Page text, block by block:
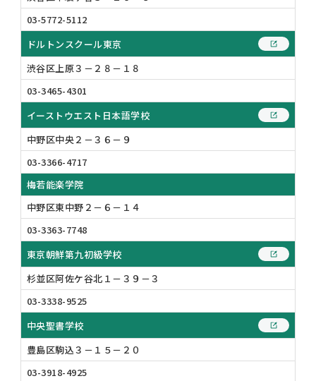
03-5772-5112
ドルトンスクール東京
渋谷区上原３－２８－１８
03-3465-4301
イーストウエスト日本語学校
中野区中央２－３６－９
03-3366-4717
梅若能楽学院
中野区東中野２－６－１４
03-3363-7748
東京朝鮮第九初級学校
杉並区阿佐ケ谷北１－３９－３
03-3338-9525
中央聖書学校
豊島区駒込３－１５－２０
03-3918-4925